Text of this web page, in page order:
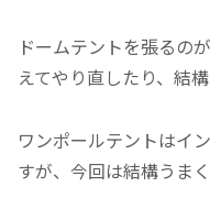
ドームテントを張るの
えてやり直したり、結
ワンポールテントはイ
すが、今回は結構うま